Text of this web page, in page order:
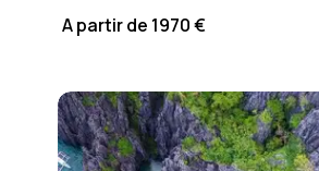
A partir de 1970 €